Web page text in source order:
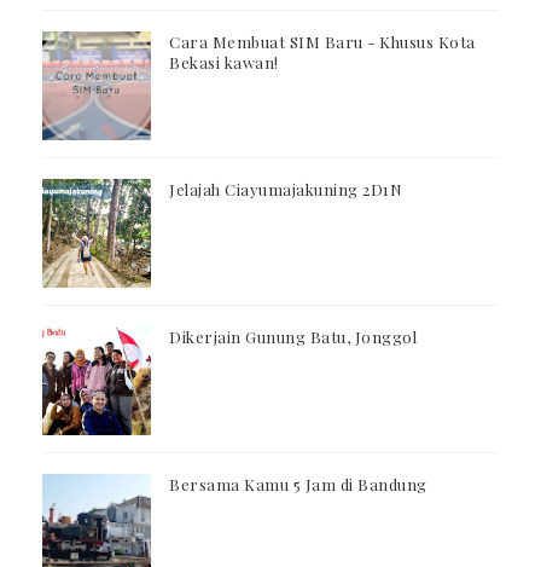
Cara Membuat SIM Baru - Khusus Kota
Bekasi kawan!
Jelajah Ciayumajakuning 2D1N
Dikerjain Gunung Batu, Jonggol
Bersama Kamu 5 Jam di Bandung